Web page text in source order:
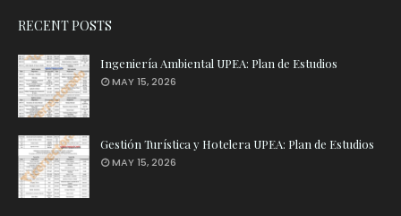
RECENT POSTS
Ingeniería Ambiental UPEA: Plan de Estudios
MAY 15, 2026
Gestión Turística y Hotelera UPEA: Plan de Estudios
MAY 15, 2026